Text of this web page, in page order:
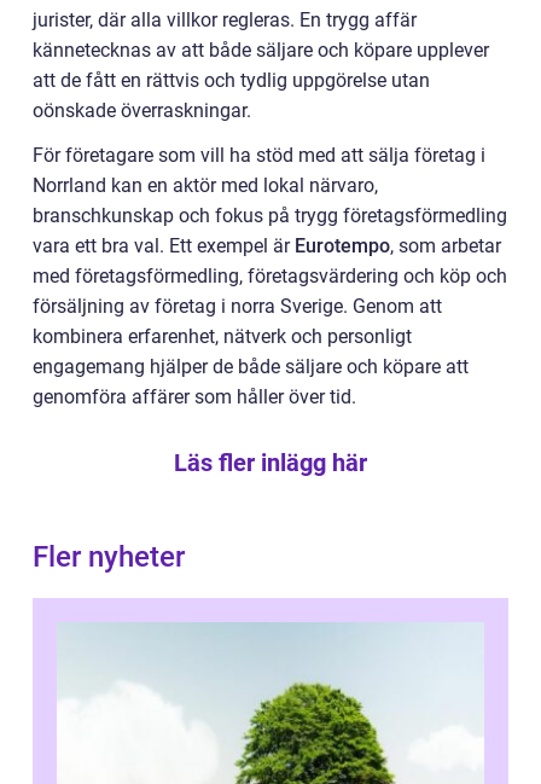
jurister, där alla villkor regleras. En trygg affär
kännetecknas av att både säljare och köpare upplever
att de fått en rättvis och tydlig uppgörelse utan
oönskade överraskningar.
För företagare som vill ha stöd med att sälja företag i
Norrland kan en aktör med lokal närvaro,
branschkunskap och fokus på trygg företagsförmedling
vara ett bra val. Ett exempel är Eurotempo, som arbetar
med företagsförmedling, företagsvärdering och köp och
försäljning av företag i norra Sverige. Genom att
kombinera erfarenhet, nätverk och personligt
engagemang hjälper de både säljare och köpare att
genomföra affärer som håller över tid.
Läs fler inlägg här
Fler nyheter